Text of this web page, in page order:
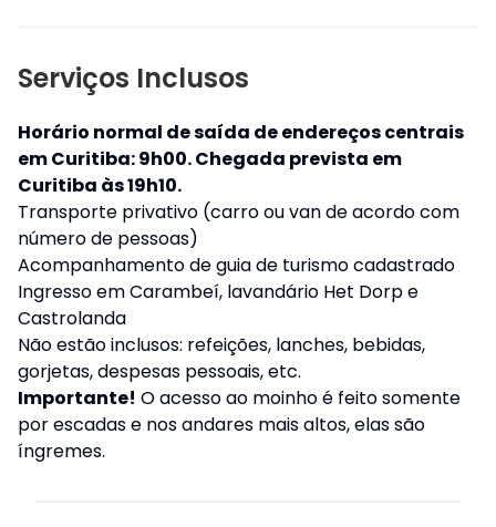
Serviços Inclusos
Horário normal de saída de endereços centrais
em Curitiba: 9h00. Chegada prevista em
Curitiba às 19h10.
Transporte privativo (carro ou van de acordo com
número de pessoas)
Acompanhamento de guia de turismo cadastrado
Ingresso em Carambeí, lavandário Het Dorp e
Castrolanda
Não estão inclusos: refeições, lanches, bebidas,
gorjetas, despesas pessoais, etc.
Importante! O acesso ao moinho é feito somente
por escadas e nos andares mais altos, elas são
íngremes.